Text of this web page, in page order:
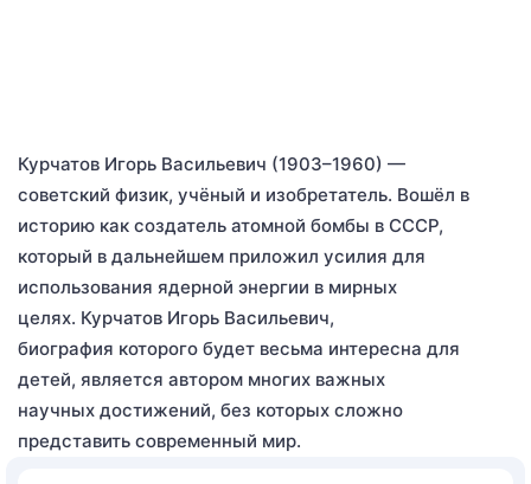
Курчатов Игорь Васильевич (1903–1960) —
советский физик, учёный и изобретатель. Вошёл в
историю как создатель атомной бомбы в СССР,
который в дальнейшем приложил усилия для
использования ядерной энергии в мирных
целях. Курчатов Игорь Васильевич,
биография которого будет весьма интересна для
детей, является автором многих важных
научных достижений, без которых сложно
представить современный мир.